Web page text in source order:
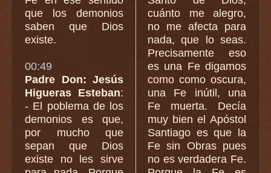
que los demonios
saben que Dios
existe.
00:49
Padre Don: Jesús
Higueras Esteban:
- El poblema de los
demonios es que,
por mucho que
sepan que Dios
existe no les sirve
cuánto me alegro,
no me afecta para
nada, que lo seas.
Precisamente eso
es una Fe digamos
como como oscura,
una Fe inútil, una
Fe muerta. Decía
muy bien el Apóstol
Santiago es que la
Fe sin Obras pues
no es verdadera Fe.